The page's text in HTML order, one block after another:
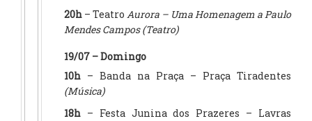
20h – Teatro Aurora – Uma Homenagem a Paulo
Mendes Campos (Teatro)
19/07 – Domingo
10h – Banda na Praça – Praça Tiradentes
(Música)
18h – Festa Junina dos Prazeres – Lavras